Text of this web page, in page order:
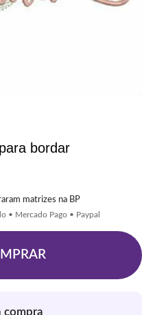
bordar
matrizes na BP
• Mercado Pago • Paypal